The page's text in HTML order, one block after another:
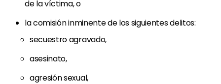
de la víctima, o
la comisión inminente de los siguientes delitos:
secuestro agravado,
asesinato,
agresión sexual,